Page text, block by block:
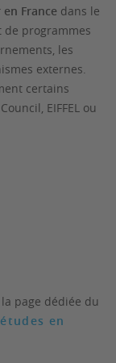
France dans le
de programmes
les
externes.
certains
EIFFEL ou
page dédiée du
en